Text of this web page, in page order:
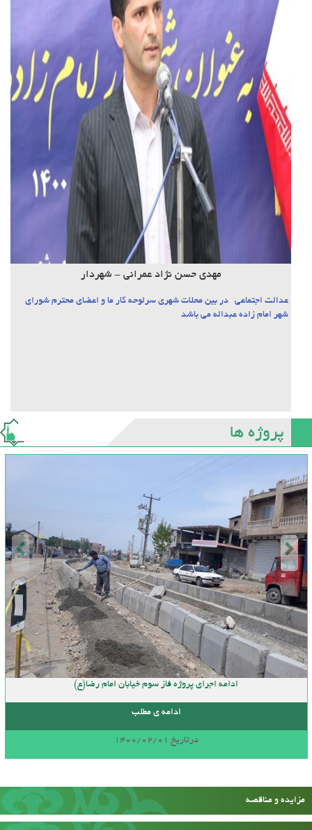
مهدی حسن نژاد عمرانی - شهردار
عدالت اجتماعی در بین محلات شهری سرلوحه کار ما و اعضای محترم شورای
شهر امام زاده عبداله می باشد
پروژه ها
ادامه اجرای پروژه فاز سوم خیابان امام رضا(ع)
ادامه ی مطلب
درتاریخ 1400/02/01
مزایده و مناقصه